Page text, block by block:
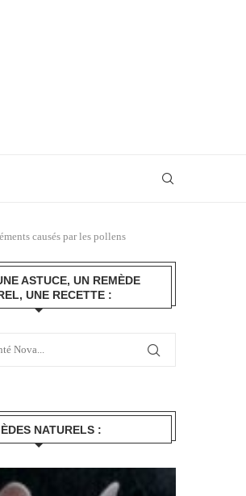
causés par les pollens
ASTUCE, UN REMÈDE
UNE RECETTE :
NATURELS :